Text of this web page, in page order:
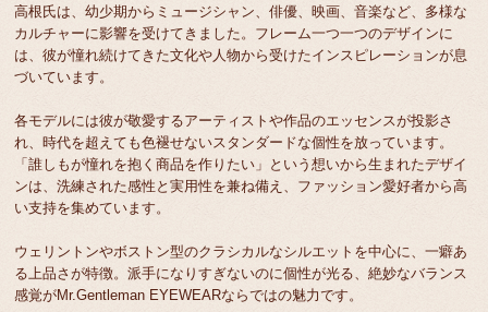
高根氏は、幼少期からミュージシャン、俳優、映画、音楽など、多様な
カルチャーに影響を受けてきました。フレーム一つ一つのデザインに
は、彼が憧れ続けてきた文化や人物から受けたインスピレーションが息
づいています。
各モデルには彼が敬愛するアーティストや作品のエッセンスが投影さ
れ、時代を超えても色褪せないスタンダードな個性を放っています。
「誰しもが憧れを抱く商品を作りたい」という想いから生まれたデザイ
ンは、洗練された感性と実用性を兼ね備え、ファッション愛好者から高
い支持を集めています。
ウェリントンやボストン型のクラシカルなシルエットを中心に、一癖あ
る上品さが特徴。派手になりすぎないのに個性が光る、絶妙なバランス
感覚がMr.Gentleman EYEWEARならではの魅力です。